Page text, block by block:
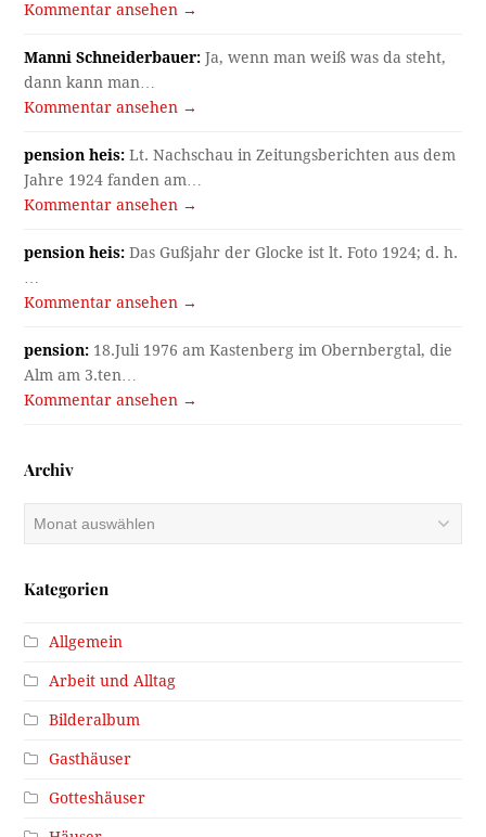
Kommentar ansehen →
Manni Schneiderbauer: Ja, wenn man weiß was da steht,
dann kann man…
Kommentar ansehen →
pension heis: Lt. Nachschau in Zeitungsberichten aus dem
Jahre 1924 fanden am…
Kommentar ansehen →
pension heis: Das Gußjahr der Glocke ist lt. Foto 1924; d. h.
…
Kommentar ansehen →
pension: 18.Juli 1976 am Kastenberg im Obernbergtal, die
Alm am 3.ten…
Kommentar ansehen →
Archiv
Archiv
Kategorien
Allgemein
Arbeit und Alltag
Bilderalbum
Gasthäuser
Gotteshäuser